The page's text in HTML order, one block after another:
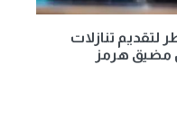
تنازلات
مضيق هرمز